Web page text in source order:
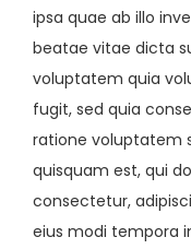
ipsa quae ab illo
beatae vitae dicta
voluptatem quia
fugit, sed quia
ratione voluptatem
quisquam est, qui
consectetur,
eius modi tempora